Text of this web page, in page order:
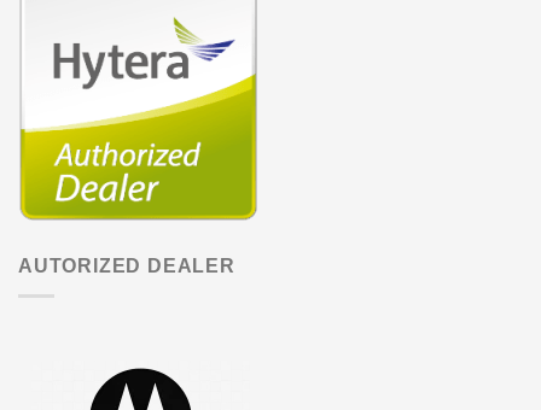
AUTORIZED DEALER